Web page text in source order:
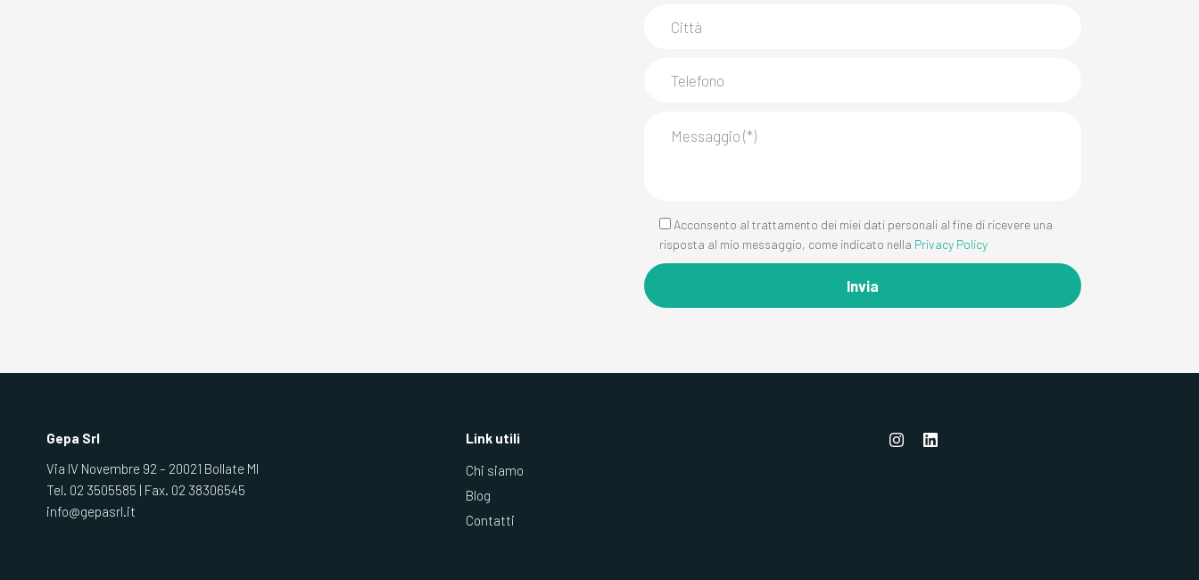
Acconsento al trattamento dei miei dati personali al fine di ricevere una
risposta al mio messaggio, come indicato nella Privacy Policy
Gepa Srl
Via IV Novembre 92 – 20021 Bollate MI
Tel. 02 3505585 | Fax. 02 38306545
info@gepasrl.it
Link utili
Chi siamo
Blog
Contatti